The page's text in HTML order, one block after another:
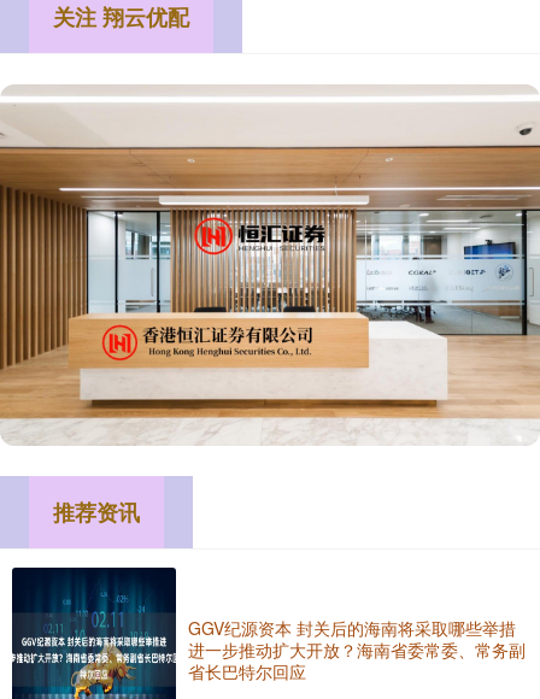
关注 翔云优配
推荐资讯
GGV纪源资本 封关后的海南将采取哪些举措
进一步推动扩大开放？海南省委常委、常务副
省长巴特尔回应